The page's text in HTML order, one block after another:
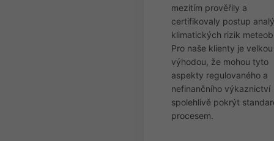
mezitím prověřily a
certifikovaly postup
klimatických rizik
Pro naše klienty je velkou
výhodou, že mohou tyto
aspekty regulovaného a
nefinančního výkaznictví
spolehlivě pokrýt
procesem.